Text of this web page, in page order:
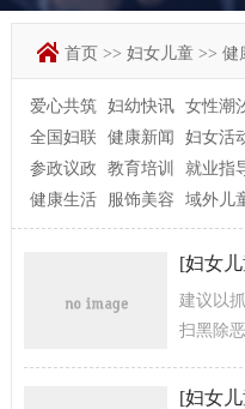
首页 >> 妇女儿童 >> 健
爱心共筑 妇幼快讯 女性潮
全国妇联
健康新闻 妇女活
参政议政
教育培训 就业指
健康生活
服饰美容 域外儿
[妇女
建议以
扫黑除
用和功
[妇女